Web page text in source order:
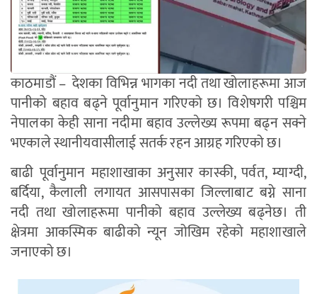
काठमाडौं – देशका विभिन्न भागका नदी तथा खोलाहरूमा आज
पानीको बहाव बढ्ने पूर्वानुमान गरिएको छ। विशेषगरी पश्चिम
नेपालका केही साना नदीमा बहाव उल्लेख्य रूपमा बढ्न सक्ने
भएकाले स्थानीयवासीलाई सतर्क रहन आग्रह गरिएको छ।
बाढी पूर्वानुमान महाशाखाका अनुसार कास्की, पर्वत, म्याग्दी,
बर्दिया, कैलाली लगायत आसपासका जिल्लाबाट बग्ने साना
नदी तथा खोलाहरूमा पानीको बहाव उल्लेख्य बढ्नेछ। ती
क्षेत्रमा आकस्मिक बाढीको न्यून जोखिम रहेको महाशाखाले
जनाएको छ।